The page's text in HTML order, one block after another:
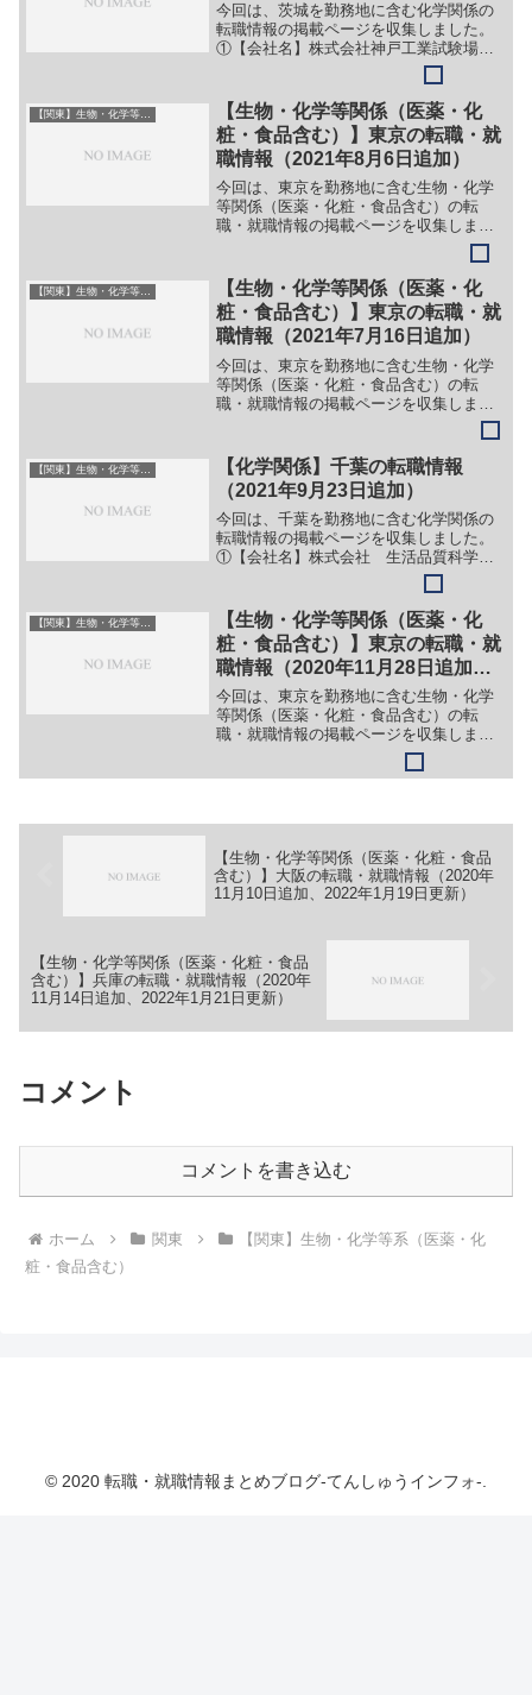
今回は、茨城を勤務地に含む化学関係の
転職情報の掲載ページを収集しました。
①【会社名】株式会社神戸工業試験場
【職務】（１）各種工業材料の試験評価
（ 材料試験・疲労試験 ）【勤務地】茨城
県（日立市）等【詳細】転職・就職情報
の詳細はこちら②【会社...
【関東】生物・化学等系（医薬・化粧・食品含む）
【生物・化学等関係（医薬・化
粧・食品含む）】東京の転職・就
職情報（2021年8月6日追加）
今回は、東京を勤務地に含む生物・化学
等関係（医薬・化粧・食品含む）の転
職・就職情報の掲載ページを収集しまし
た。最新情報・正確な情報は企業サイト
でご確認ください。①【会社名】新日本
油脂工業株式会社【職務】（１）製造職
（２）営業職（３）技術職（...
【関東】生物・化学等系（医薬・化粧・食品含む）
【生物・化学等関係（医薬・化
粧・食品含む）】東京の転職・就
職情報（2021年7月16日追加）
今回は、東京を勤務地に含む生物・化学
等関係（医薬・化粧・食品含む）の転
職・就職情報の掲載ページを収集しまし
た。最新情報・正確な情報は企業サイト
でご確認ください。①【会社名】株式会
社ビー・エム・エル【職務】（１）検査
職【勤務地】東京等【詳細】...
【化学関係】千葉の転職情報
（2021年9月23日追加）
今回は、千葉を勤務地に含む化学関係の
転職情報の掲載ページを収集しました。
①【会社名】株式会社 生活品質科学研
究所【職務】（１）検査補助【勤務地】
千葉市美浜区等【詳細】転職・就職情報
の詳細はこちら②【会社名】三井化学株
式会社【職務】別企業のサ...
【関東】生物・化学等系（医薬・化粧・食品含む）
【生物・化学等関係（医薬・化
粧・食品含む）】東京の転職・就
職情報（2020年11月28日追加、
2022年2月11日更新）
今回は、東京を勤務地に含む生物・化学
等関係（医薬・化粧・食品含む）の転
職・就職情報の掲載ページを収集しまし
た。最新情報・正確な情報は企業サイト
でご確認ください。①【会社名】株式会
【生物・化学等関係（医薬・化粧・食品
含む）】大阪の転職・就職情報（2020年
11月10日追加、2022年1月19日更新）
【生物・化学等関係（医薬・化粧・食品
含む）】兵庫の転職・就職情報（2020年
11月14日追加、2022年1月21日更新）
コメント
コメントを書き込む
ホーム 関東
【関東】生物・化学等系（医薬・化
粧・食品含む）
© 2020 転職・就職情報まとめブログ-てんしゅうインフォ-.